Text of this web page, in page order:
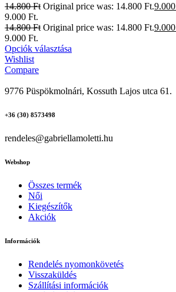
14.800Ft Original price was: 14.800 Ft.9.000
9.000 Ft.
14.800Ft Original price was: 14.800 Ft.9.000
9.000 Ft.
Opciók választása
Wishlist
Compare
9776 Püspökmolnári, Kossuth Lajos utca 61.
+36 (30) 8573498
rendeles@gabriellamoletti.hu
Webshop
Összes termék
Női
Kiegészítők
Akciók
Információk
Rendelés nyomonkövetés
Visszaküldés
Szállítási információk